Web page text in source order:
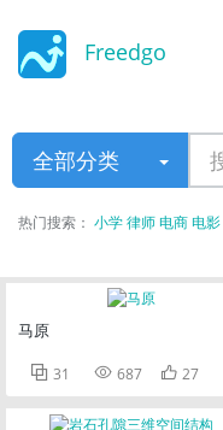
Freedgo
全部分类
热门搜索： 小学律师电商电影
马原
 31  687  27